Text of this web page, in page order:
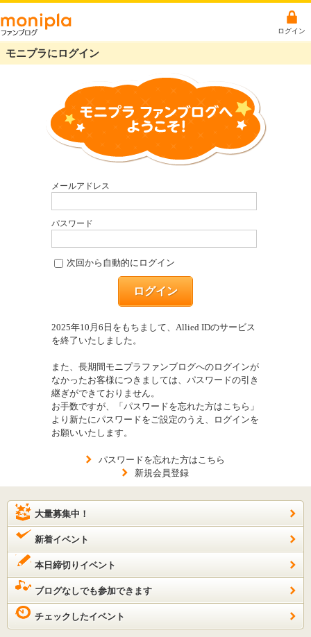
ログイン
モニプラにログイン
メールアドレス
パスワード
次回から自動的にログイン
ログイン
2025年10月6日をもちまして、Allied IDのサービス
を終了いたしました。
また、長期間モニプラファンブログへのログインが
なかったお客様につきましては、パスワードの引き
継ぎができておりません。
お手数ですが、「パスワードを忘れた方はこちら」
より新たにパスワードをご設定のうえ、ログインを
お願いいたします。
パスワードを忘れた方はこちら
新規会員登録
大量募集中！
新着イベント
本日締切りイベント
ブログなしでも参加できます
チェックしたイベント